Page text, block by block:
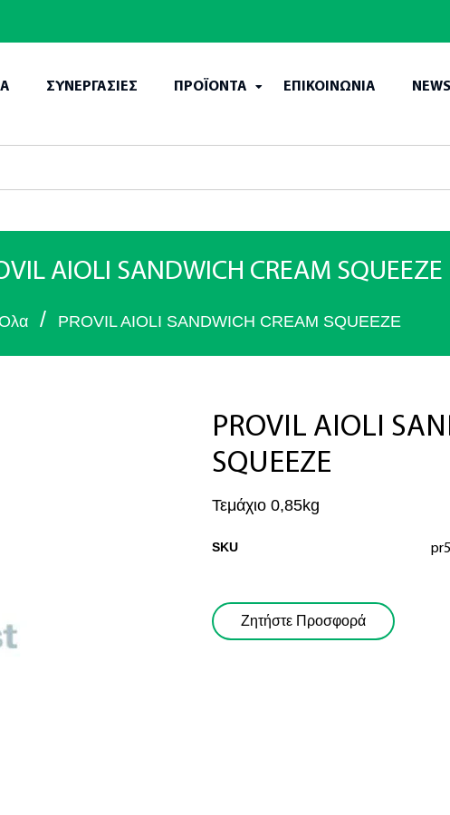
ΣΥΝΕΡΓΑΣΙΕΣ ΠΡΟΪΟΝΤΑ ΕΠΙΚΟΙΝΩΝΙΑ NEWS
AIOLI SANDWICH CREAM SQUEEZE
/ PROVIL AIOLI SANDWICH CREAM SQUEEZE
PROVIL AIOLI
SQUEEZE
Τεμάχιο 0,85kg
SKU
Ζητήστε Προσφορά